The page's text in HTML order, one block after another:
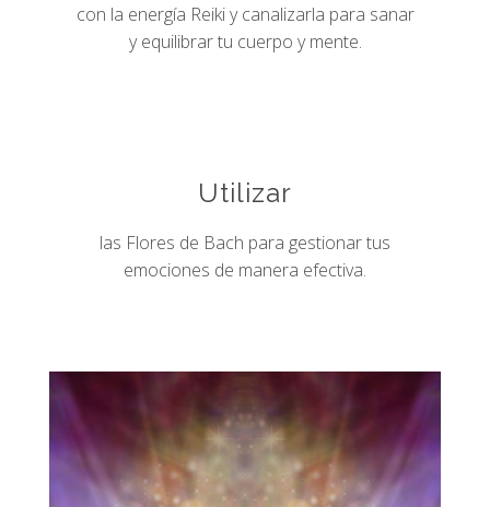
con la energía Reiki y canalizarla para sanar
y equilibrar tu cuerpo y mente.
Utilizar
las Flores de Bach para gestionar tus
emociones de manera efectiva.